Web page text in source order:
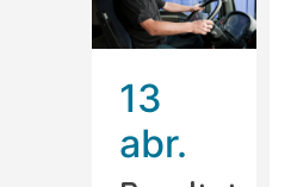
13
abr.